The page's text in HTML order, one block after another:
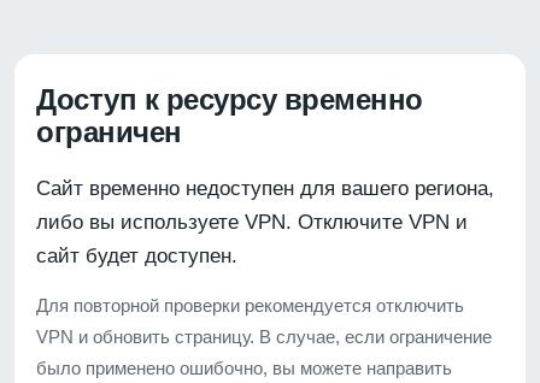
Доступ к ресурсу временно
ограничен
Сайт временно недоступен для вашего региона,
либо вы используете VPN. Отключите VPN и
сайт будет доступен.
Для повторной проверки рекомендуется отключить
VPN и обновить страницу. В случае, если ограничение
было применено ошибочно, вы можете направить